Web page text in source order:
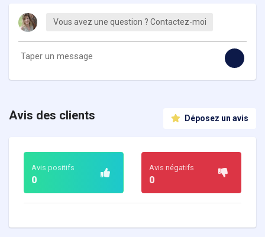
Vous avez une question ? Contactez-moi
Déposez un avis
Avis des clients
Avis positifs
0
Avis négatifs
0